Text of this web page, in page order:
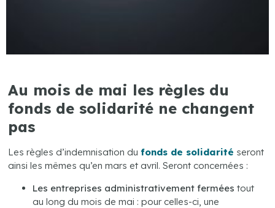
Au mois de mai les règles du
fonds de solidarité ne changent
pas
Les règles d’indemnisation dufonds de solidarité seront
ainsi les mêmes qu’en mars et avril. Seront concernées :
Les entreprises administrativement fermées tout
au long du mois de mai : pour celles-ci, une